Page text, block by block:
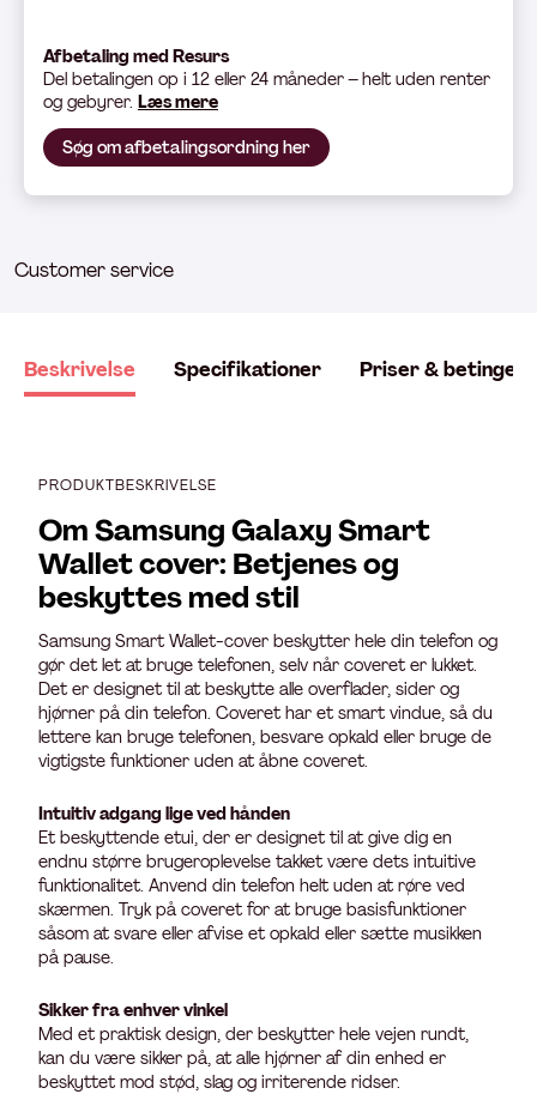
Afbetaling med Resurs
Del betalingen op i 12 eller 24 måneder – helt uden renter
og gebyrer. Læs mere
Søg om afbetalingsordning her
Customer service
Beskrivelse Specifikationer Priser &
PRODUKTBESKRIVELSE
Om Samsung Galaxy Smart
Wallet cover: Betjenes og
beskyttes med stil
Samsung Smart Wallet-cover beskytter hele din telefon og
gør det let at bruge telefonen, selv når coveret er lukket.
Det er designet til at beskytte alle overflader, sider og
hjørner på din telefon. Coveret har et smart vindue, så du
lettere kan bruge telefonen, besvare opkald eller bruge de
vigtigste funktioner uden at åbne coveret.
Intuitiv adgang lige ved hånden
Et beskyttende etui, der er designet til at give dig en
endnu større brugeroplevelse takket være dets intuitive
funktionalitet. Anvend din telefon helt uden at røre ved
skærmen. Tryk på coveret for at bruge basisfunktioner
såsom at svare eller afvise et opkald eller sætte musikken
på pause.
Sikker fra enhver vinkel
Med et praktisk design, der beskytter hele vejen rundt,
kan du være sikker på, at alle hjørner af din enhed er
beskyttet mod stød, slag og irriterende ridser.